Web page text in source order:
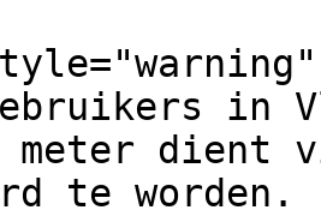
in
meter dient
te worden.